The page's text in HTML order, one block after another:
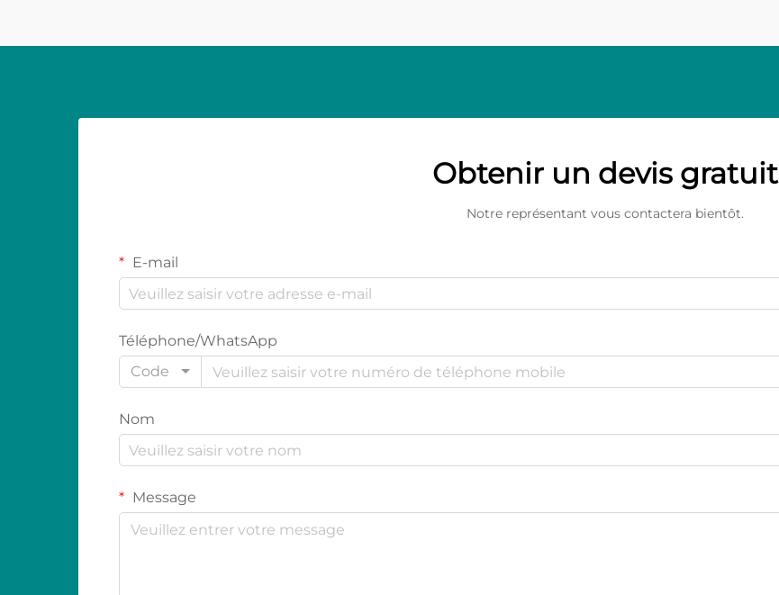
Obtenir un devis gratuit
Notre représentant vous contactera bientôt.
E-mail
Téléphone/WhatsApp
Code
Nom
Message